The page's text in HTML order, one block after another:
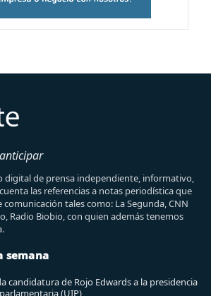
digital de prensa independiente, informativo,
las referencias a notas periodística que
tales como: La Segunda, CNN
Radio Biobio, con quien además tenemos
semana
candidatura de Rojo Edwards a la presidencia
(UIP)